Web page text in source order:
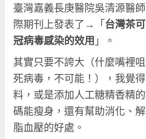
臺灣嘉義長庚醫院吳清源醫
際期刊上發表了→「台灣茶
冠病毒感染的效用 」。
其實只要不誇大（什麼嘴裡
死病毒，不可能！），我覺
料，或是添加人工糖精香精
碼能瘦身，還有幫助消化、
脂血壓的好處。